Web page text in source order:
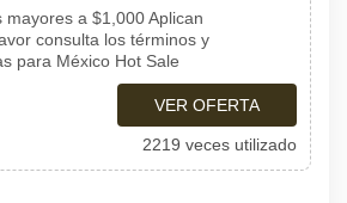
mayores a $1,000 Aplican
consulta los términos y
para México Hot Sale
VER OFERTA
2219 veces utilizado